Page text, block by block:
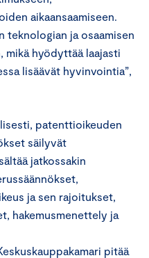
aikaansaamiseen.
teknologian ja osaamisen
mikä hyödyttää laajasti
lisäävät hyvinvointia”,
patenttioikeuden
säilyvät
jatkossakin
ja sen rajoitukset,
hakemusmenettely ja
pitää